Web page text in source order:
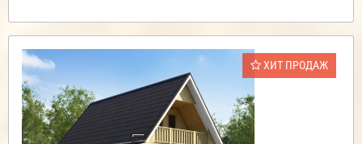
ХИТ ПРОДАЖ